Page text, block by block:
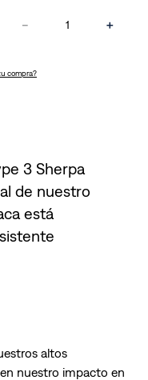
＋
－
compra?
3 Sherpa
de nuestro
está
altos
nuestro impacto en